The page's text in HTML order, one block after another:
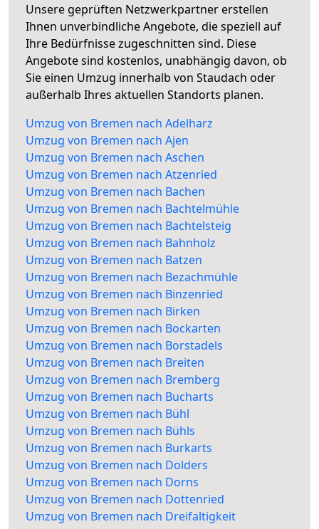
Unsere geprüften Netzwerkpartner erstellen
Ihnen unverbindliche Angebote, die speziell auf
Ihre Bedürfnisse zugeschnitten sind. Diese
Angebote sind kostenlos, unabhängig davon, ob
Sie einen Umzug innerhalb von Staudach oder
außerhalb Ihres aktuellen Standorts planen.
Umzug von Bremen nach Adelharz
Umzug von Bremen nach Ajen
Umzug von Bremen nach Aschen
Umzug von Bremen nach Atzenried
Umzug von Bremen nach Bachen
Umzug von Bremen nach Bachtelmühle
Umzug von Bremen nach Bachtelsteig
Umzug von Bremen nach Bahnholz
Umzug von Bremen nach Batzen
Umzug von Bremen nach Bezachmühle
Umzug von Bremen nach Binzenried
Umzug von Bremen nach Birken
Umzug von Bremen nach Bockarten
Umzug von Bremen nach Borstadels
Umzug von Bremen nach Breiten
Umzug von Bremen nach Bremberg
Umzug von Bremen nach Bucharts
Umzug von Bremen nach Bühl
Umzug von Bremen nach Bühls
Umzug von Bremen nach Burkarts
Umzug von Bremen nach Dolders
Umzug von Bremen nach Dorns
Umzug von Bremen nach Dottenried
Umzug von Bremen nach Dreifaltigkeit